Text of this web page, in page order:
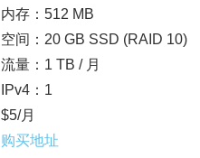
内存：512 MB
空间：20 GB SSD (RAID 10)
流量：1 TB / 月
IPv4：1
$5/月
购买地址